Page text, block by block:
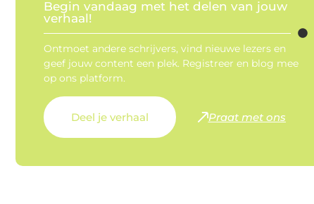
Begin vandaag met het delen van jouw
verhaal!
Ontmoet andere schrijvers, vind nieuwe lezers en
geef jouw content een plek. Registreer en blog mee
op ons platform.
Deel je verhaal Praat met ons